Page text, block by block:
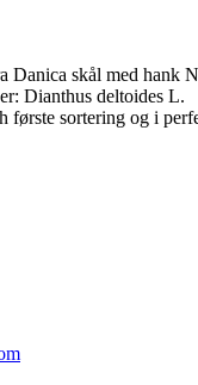
Danica skål med hank
Dianthus deltoides L.
første sortering og i